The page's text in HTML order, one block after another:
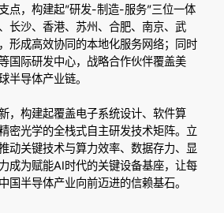
点，构建起”研发-制造-服务”三位一体
长沙、香港、苏州、合肥、南京、武
形成高效协同的本地化服务网络；同时
国际研发中心，战略合作伙伴覆盖美
半导体产业链。
，构建起覆盖电子系统设计、软件算
密光学的全栈式自主研发技术矩阵。立
动关键技术与算力效率、数据存力、显
成为赋能AI时代的关键设备基座，让每
国半导体产业向前迈进的信赖基石。